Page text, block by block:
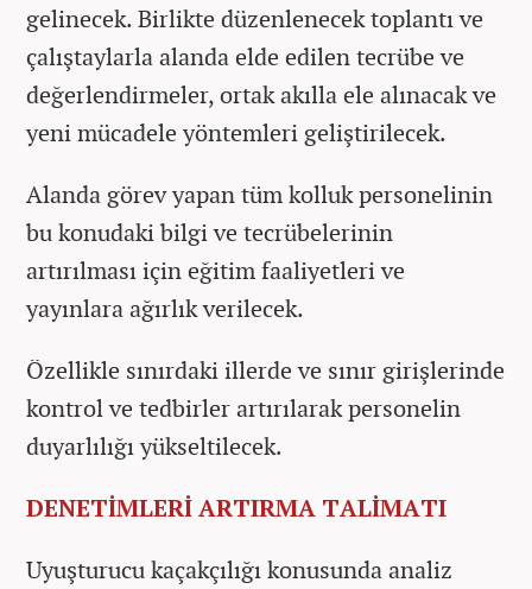
gelinecek. Birlikte düzenlenecek toplantı ve
çalıştaylarla alanda elde edilen tecrübe ve
değerlendirmeler, ortak akılla ele alınacak ve
yeni mücadele yöntemleri geliştirilecek.
Alanda görev yapan tüm kolluk personelinin
bu konudaki bilgi ve tecrübelerinin
artırılması için eğitim faaliyetleri ve
yayınlara ağırlık verilecek.
Özellikle sınırdaki illerde ve sınır girişlerinde
kontrol ve tedbirler artırılarak personelin
duyarlılığı yükseltilecek.
DENETİMLERİ ARTIRMA TALİMATI
Uyuşturucu kaçakçılığı konusunda analiz